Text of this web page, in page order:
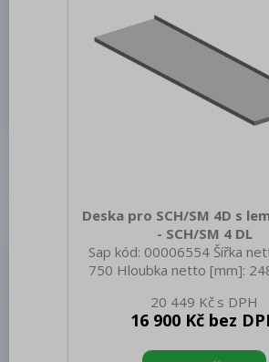
Deska pro SCH/SM 4D s
- SCH/SM 4 DL
Sap kód: 00006554 Šířka
750 Hloubka netto [mm]:
30.00 Šířka brutto [mm]: 750
brutto [mm]: 2480 Výška
20 449 Kč
16 900 Kč bez